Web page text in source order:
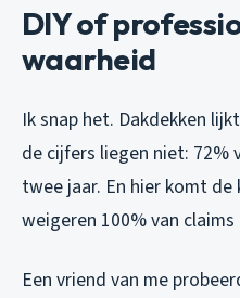
DIY of
waarheid
Ik snap het. Dakdekken
de cijfers liegen niet: 72%
twee jaar. En hier komt de
weigeren 100% van
Een vriend van me